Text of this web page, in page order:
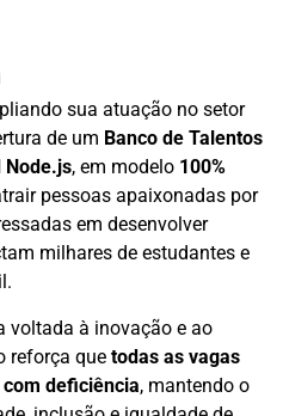
sua atuação no setor
de um Banco de Talentos
Node.js, em modelo 100%
pessoas apaixonadas por
em desenvolver
milhares de estudantes e
voltada à inovação e ao
reforça que todas as vagas
deficiência, mantendo o